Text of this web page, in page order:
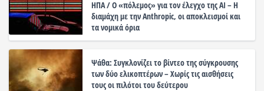
ΗΠΑ / Ο «πόλεμος» για τον έλεγχο της ΑΙ – Η
διαμάχη με την Anthropic, οι αποκλεισμοί και
τα νομικά όρια
Ψάθα: Συγκλονίζει το βίντεο της σύγκρουσης
των δύο ελικοπτέρων – Χωρίς τις αισθήσεις
τους οι πιλότοι του δεύτερου